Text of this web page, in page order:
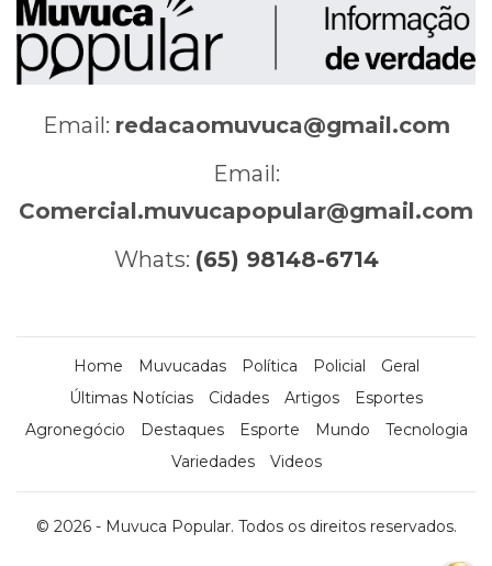
Email: redacaomuvuca@gmail.com
Email:
Comercial.muvucapopular@gmail.com
Whats: (65) 98148-6714
Home Muvucadas Política Policial
Geral
Últimas Notícias
Cidades Artigos
Esportes
Agronegócio
Destaques Esporte Mundo
Tecnologia
Variedades
Videos
© 2026 - Muvuca Popular. Todos os direitos reservados.